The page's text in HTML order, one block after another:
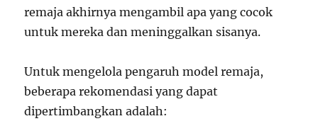
remaja akhirnya mengambil apa yang cocok
untuk mereka dan meninggalkan sisanya.
Untuk mengelola pengaruh model remaja,
beberapa rekomendasi yang dapat
dipertimbangkan adalah: